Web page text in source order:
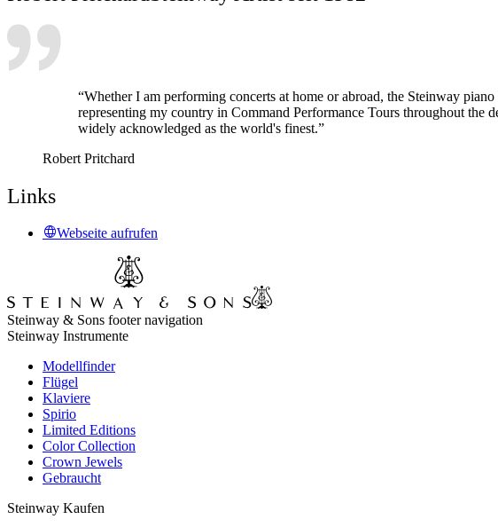
“Whether I am performing concerts at home or abroad, the Steinway
representing my country in Command Performance Tours throughout the
widely acknowledged as the world's finest.”
Robert Pritchard
Links
Webseite aufrufen
Steinway & Sons footer navigation
Steinway Instrumente
Modellfinder
Flügel
Klaviere
Spirio
Limited Editions
Color Collection
Crown Jewels
Gebraucht
Steinway Kaufen